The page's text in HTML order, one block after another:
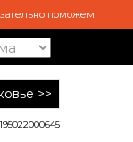
поможем!
>>